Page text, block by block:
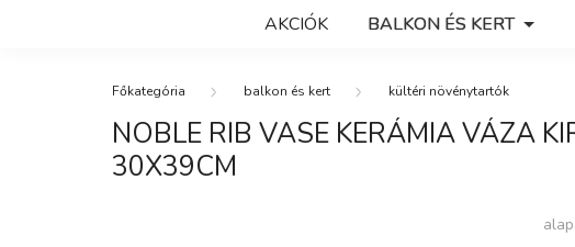
AKCIÓK BALKON ÉS KERT
balkon és kert kültéri növénytartók
NOBLE RIB VASE KERÁMIA VÁZA
30X39CM